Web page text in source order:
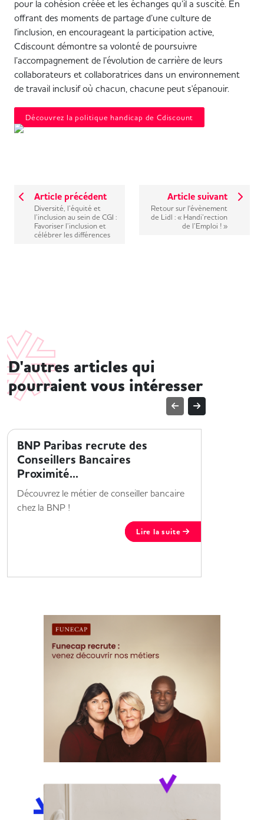
pour la cohésion créée et les échanges qu’il a suscité. En
offrant des moments de partage d’une culture de
l'inclusion, en encourageant la participation active,
Cdiscount démontre sa volonté de poursuivre
l’accompagnement de l’évolution de carrière de leurs
collaborateurs et collaboratrices dans un environnement
de travail inclusif où chacun, chacune peut s'épanouir.
Découvrez la politique handicap de Cdiscount
Article précédent
Diversité, l’équité et
l’inclusion au sein de CGI :
Favoriser l’inclusion et
célébrer les différences
Article suivant
Retour sur l'évènement
de Lidl : « Handi’rection
de l’Emploi ! »
D'autres articles qui
pourraient vous intéresser
BNP Paribas recrute des
Conseillers Bancaires
Proximité...
Découvrez le métier de conseiller bancaire
chez la BNP !
Lire la suite